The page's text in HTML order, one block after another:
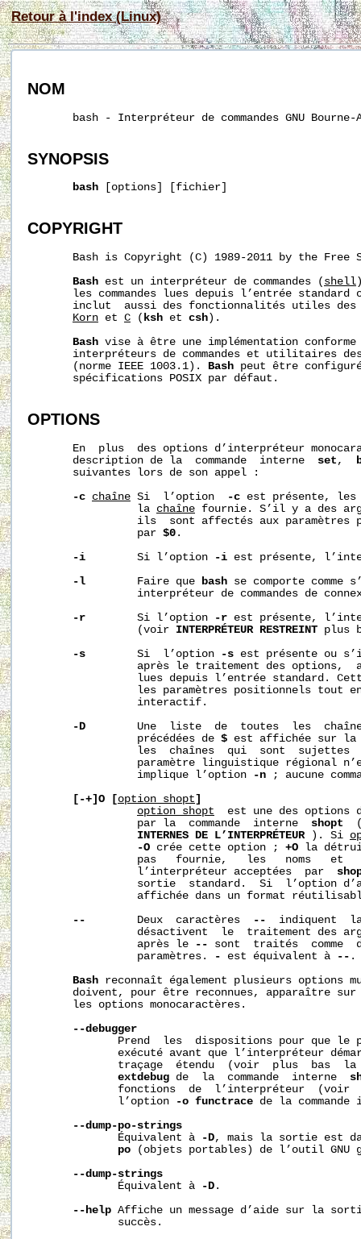
Retour à l'index (Linux)
NOM
bash - Interpréteur de commandes GNU Bourne-
SYNOPSIS
bash [options] [fichier]
COPYRIGHT
Bash is Copyright (C) 1989-2011 by the Free
Bash est un interpréteur de commandes ( shell
les commandes lues depuis l’entrée
inclut  aussi des fonctionnalités utiles
Korn et C ( ksh et csh ).
Bash vise à être une implémentation
interpréteurs de commandes et utilitaires
       (norme IEEE 1003.1).
Bash peut être
       spécifications POSIX par défaut.
OPTIONS
En  plus  des options d’interpréteur
       description de la  commande  interne
set ,
       suivantes lors de son appel :
-c chaîne Si  l’option -c est présente, les
                 la
chaîne fournie. S’il y a des
ils  sont affectés aux paramètres
                 par
$0 .
-i
        Si l’option
-i est présente,
-l
        Faire que
bash se comporte comme
interpréteur de commandes de
-r
        Si l’option
-r est présente,
                 (voir
INTERPRÉTEUR RESTREINT plus
-s
        Si  l’option
-s est présente ou
après le traitement des options,
lues depuis l’entrée standard.
les paramètres positionnels tout
                 interactif.
-D
Une  liste  de  toutes  les
                 précédées de
$ est affichée sur la
les  chaînes  qui  sont  sujettes
paramètre linguistique régional
                 implique l’option
-n ; aucune
[-+]O
[option_shopt]
option_shopt
est une des options
                 par la  commande  interne
shopt
INTERNES DE L’INTERPRÉTEUR ). Si
-O crée cette option ; +O la
pas   fournie,   les   noms   et
                 l’interpréteur acceptées  par
sortie  standard.  Si  l’option
affichée dans un format
--
        Deux  caractères
--
indiquent
désactivent  le  traitement des
                 après le
-- sont  traités  comme
                 paramètres.
- est équivalent à -- .
Bash reconnaît également plusieurs options
doivent, pour être reconnues, apparaître
       les options monocaractères.
--debugger
Prend  les  dispositions pour que le
exécuté avant que l’interpréteur
traçage  étendu  (voir  plus  bas
extdebug de  la  commande  interne
fonctions  de  l’interpréteur  (voir
              l’option
-o functrace de la
--dump-po-strings
              Équivalent à
-D, mais la sortie est
po (objets portables) de l’outil GNU
--dump-strings
              Équivalent à
-D .
--help Affiche un message d’aide sur la
              succès.